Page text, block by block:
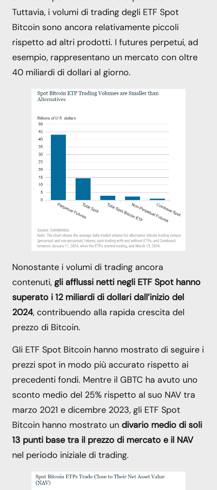
Tuttavia, i volumi di trading degli ETF Spot
Bitcoin sono ancora relativamente piccoli
rispetto ad altri prodotti. I futures perpetui, ad
esempio, rappresentano un mercato con oltre
40 miliardi di dollari al giorno.
Nonostante i volumi di trading ancora
contenuti, gli afflussi netti negli ETF Spot hanno
superato i 12 miliardi di dollari dall’inizio del
2024, contribuendo alla rapida crescita del
prezzo di Bitcoin.
Gli ETF Spot Bitcoin hanno mostrato di seguire i
prezzi spot in modo più accurato rispetto ai
precedenti fondi. Mentre il GBTC ha avuto uno
sconto medio del 25% rispetto al suo NAV tra
marzo 2021 e dicembre 2023, gli ETF Spot
Bitcoin hanno mostrato un divario medio di soli
13 punti base tra il prezzo di mercato e il NAV
nel periodo iniziale di trading.